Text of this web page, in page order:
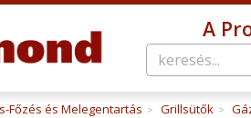
A
Főzés és Melegentartás > Grillsütők >